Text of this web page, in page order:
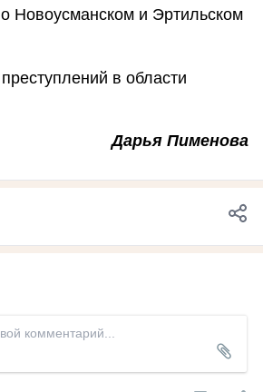
Новоусманском и Эртильском
в области
Дарья Пименова